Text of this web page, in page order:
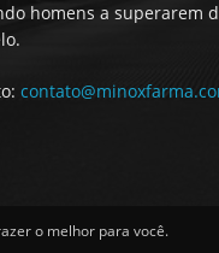
homens a superarem
o melhor para você.